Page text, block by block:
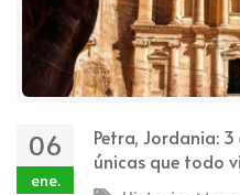
06
ene.
Petra, Jordania:
únicas que todo